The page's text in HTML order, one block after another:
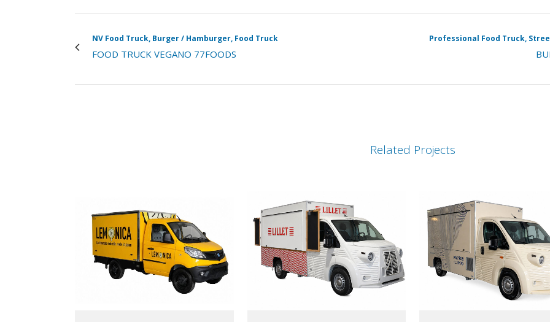
NV Food Truck, Burger / Hamburger, Food Truck
FOOD TRUCK VEGANO 77FOODS
Professional Food Truck,
Related Projects
VIEW VIEW VIEW